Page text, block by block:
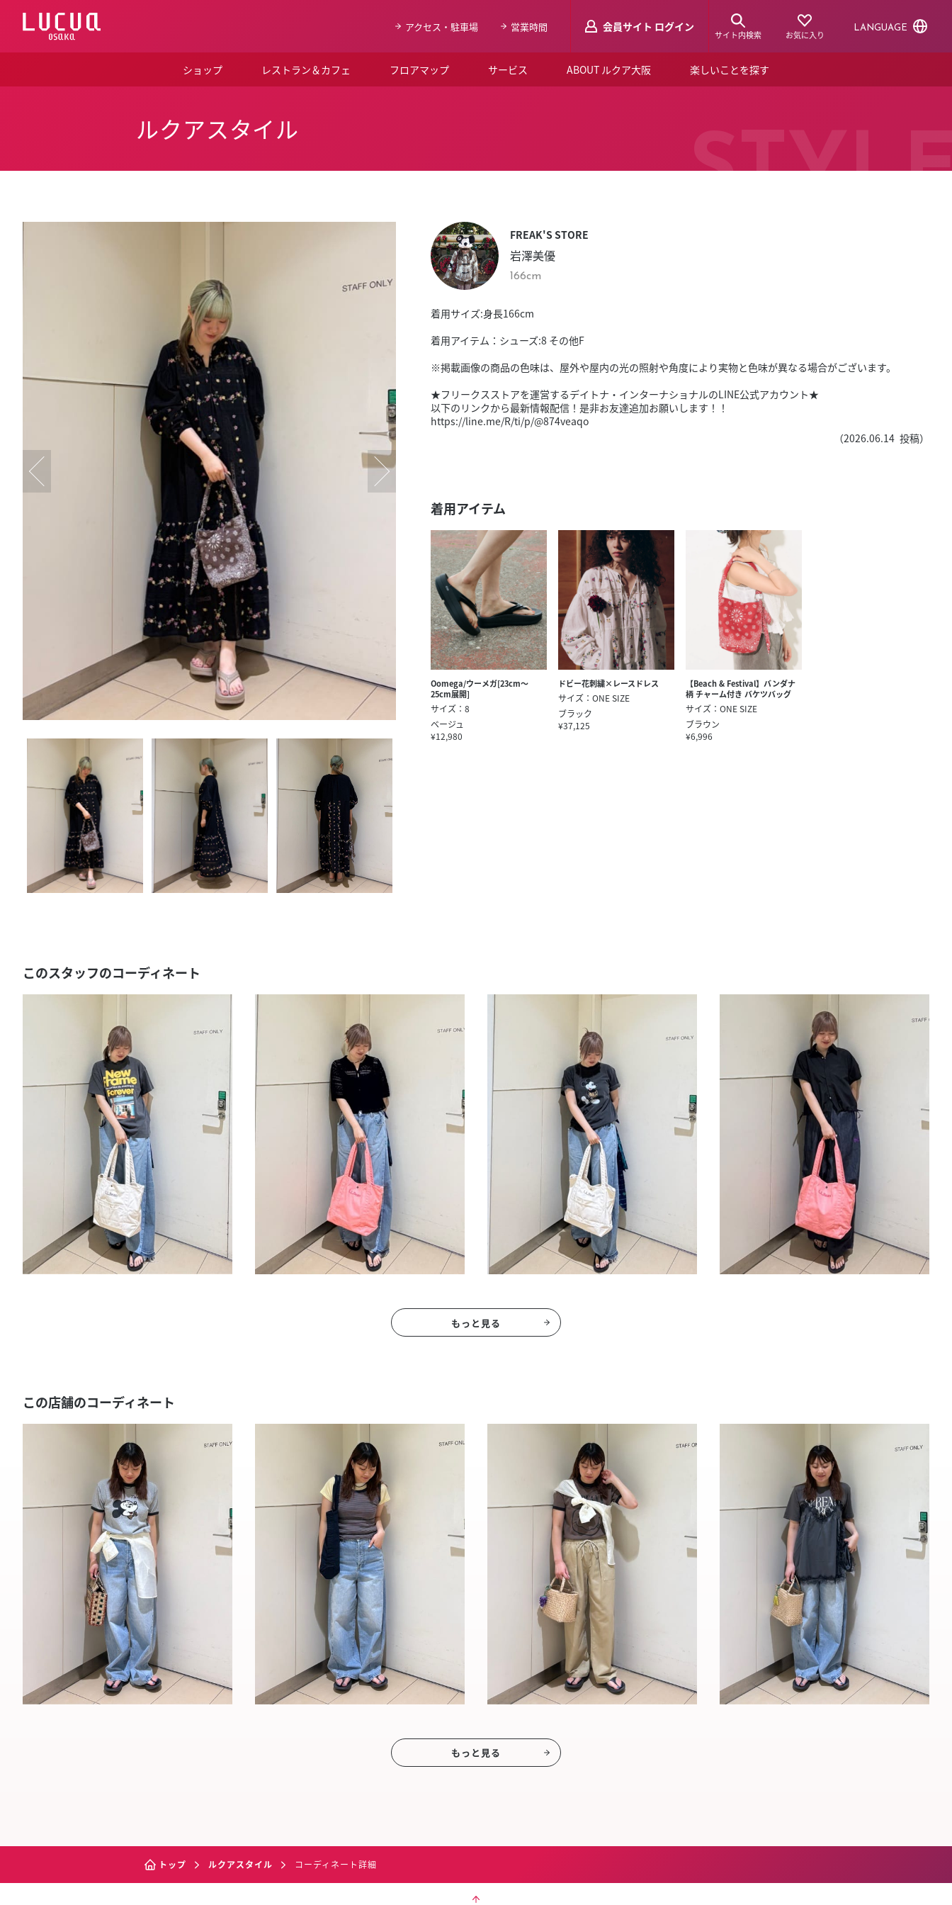
ス
アクセス・駐車場 営業時間 会員サイト ログイン
サイト内検索 お気に入り
LANGUAGE
ショップ レストラン＆カフェ フロアマップ サービス ABOUT ルクア大阪
SNSアカウント一覧
LUCUAブライダルクラブ
方）
楽しいことを探す
ショップニュース
ルクアスタイル
ルクアスタイル
FREAK'S STORE
岩澤美優
166cm
着用サイズ:身長166cm
着用アイテム：シューズ:8 その他F
※掲載画像の商品の色味は、屋外や屋内の光の照射や角度により実物と色味が異なる場合がございます。
★フリークスストアを運営するデイトナ・インターナショナルのLINE公式アカウント★
以下のリンクから最新情報配信！是非お友達追加お願いします！！
https://line.me/R/ti/p/@874veaqo
（2026.06.14 投稿）
着用アイテム
Oomega/ウーメガ[23cm～
25cm展開]
サイズ：8
ベージュ
¥12,980
ドビー花刺繍×レースドレス
サイズ：ONE SIZE
ブラック
¥37,125
【Beach & Festival】バンダナ
柄 チャーム付き バケツバッグ
サイズ：ONE SIZE
ブラウン
¥6,996
このスタッフのコーディネート
もっと見る
この店舗のコーディネート
もっと見る
トップ ルクアスタイル コーディネート詳細